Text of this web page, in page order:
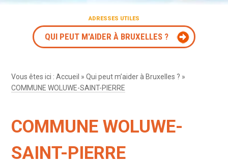
ADRESSES UTILES
QUI PEUT M'AIDER À BRUXELLES ?
Vous êtes ici :Accueil »Qui peut m’aider à Bruxelles ? »
COMMUNE WOLUWE-SAINT-PIERRE
COMMUNE WOLUWE-
SAINT-PIERRE